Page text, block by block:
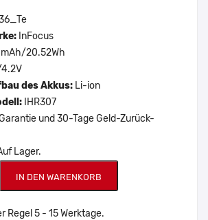
InFocus
20.52Wh
des Akkus: Li-ion
IHR307
und 30-Tage Geld-Zurück-
Lager.
IN DEN WARENKORB
Regel 5 - 15 Werktage.